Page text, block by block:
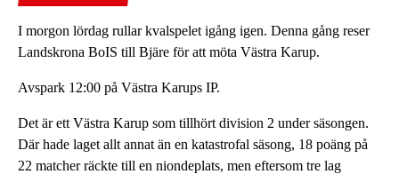
I morgon lördag rullar kvalspelet igång igen. Denna gång reser
Landskrona BoIS till Bjäre för att möta Västra Karup.
Avspark 12:00 på Västra Karups IP.
Det är ett Västra Karup som tillhört division 2 under säsongen.
Där hade laget allt annat än en katastrofal säsong, 18 poäng på
22 matcher räckte till en niondeplats, men eftersom tre lag